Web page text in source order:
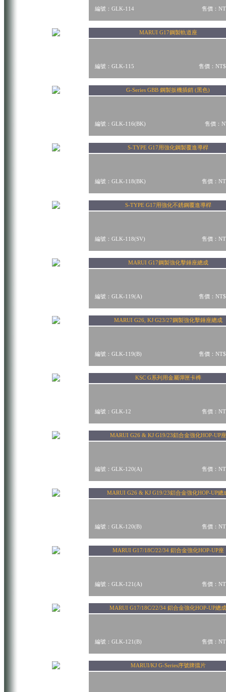
編號：GLK-114 售價：
MARUI G17鋼製軌道座
編號：GLK-115 售價：
G-Series GBB 鋼製扳機插銷 (黑色)
編號：GLK-116(BK) 售價：
S-TYPE G17用強化鋼製覆進導桿
編號：GLK-118(BK) 售價：
S-TYPE G17用強化不銹鋼覆進導桿
編號：GLK-118(SV) 售價：
MARUI G17鋼製強化擊錘座總成
編號：GLK-119(A) 售價：
MARUI G26, KJ G23/27鋼製強化擊錘座總成
編號：GLK-119(B) 售價：
KSC G系列用金屬彈匣卡榫
編號：GLK-12 售價：
MARUI G26 & KJ G19/23鋁合金強化HOP-UP座
編號：GLK-120(A) 售價：
MARUI G26 & KJ G19/23鋁合金強化HOP-UP總
編號：GLK-120(B) 售價：
MARUI G17/18C/22/34 鋁合金強化HOP-UP座
編號：GLK-121(A) 售價：
MARUI G17/18C/22/34 鋁合金強化HOP-UP總成
編號：GLK-121(B) 售價：
MARUI/KJ G-Series序號牌擋片